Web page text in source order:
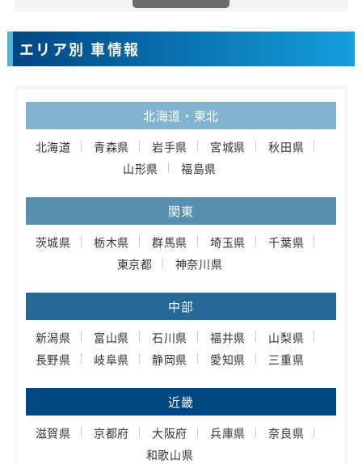
エリア別 車情報
北海道・東北
北海道 青森県 岩手県 宮城県
秋田県
山形県
福島県
関東
茨城県 栃木県 群馬県 埼玉県
千葉県
東京都
神奈川県
中部
新潟県 富山県 石川県 福井県
山梨県
長野県
岐阜県 静岡県 愛知県 三重県
近畿
滋賀県 京都府 大阪府 兵庫県
奈良県
和歌山県